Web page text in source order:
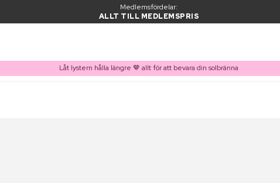
Medlemsfördelar:
ALLT TILL MEDLEMSPRIS
Låt lystern hålla längre 🤎 allt för att bevara din solbränna